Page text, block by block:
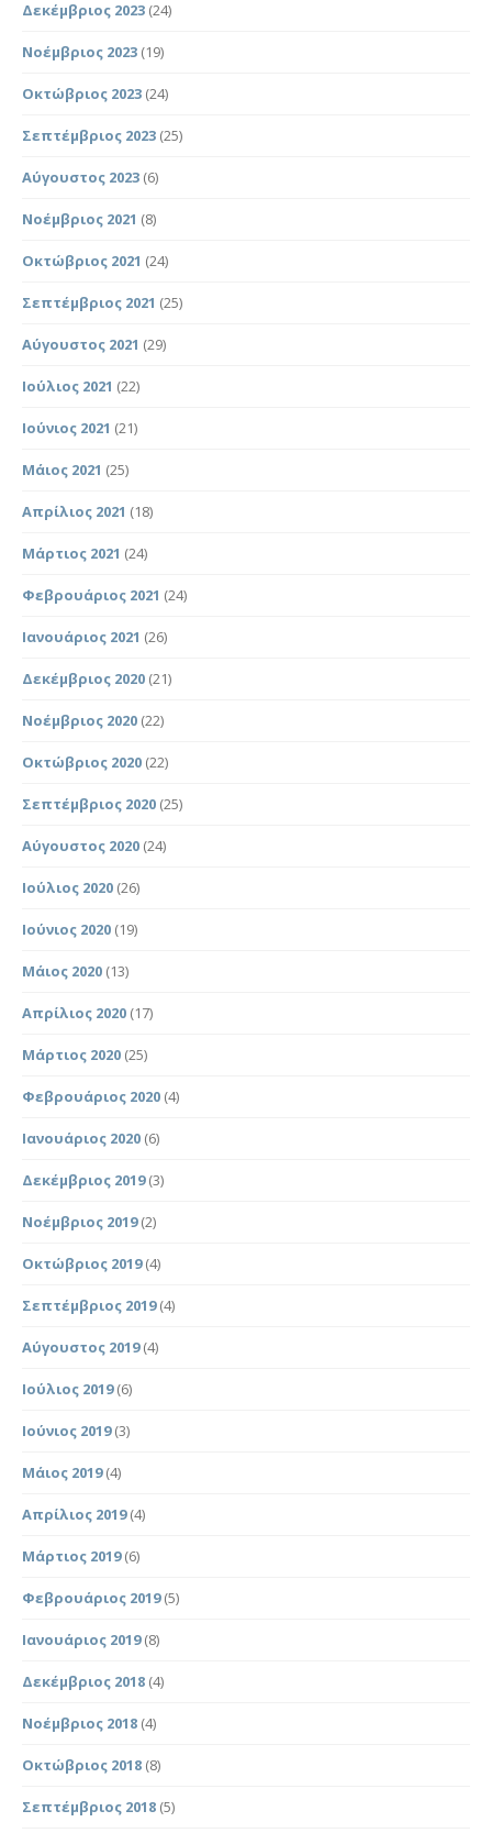
Δεκέμβριος 2023 (24)
Νοέμβριος 2023 (19)
Οκτώβριος 2023 (24)
Σεπτέμβριος 2023 (25)
Αύγουστος 2023 (6)
Νοέμβριος 2021 (8)
Οκτώβριος 2021 (24)
Σεπτέμβριος 2021 (25)
Αύγουστος 2021 (29)
Ιούλιος 2021 (22)
Ιούνιος 2021 (21)
Μάιος 2021 (25)
Απρίλιος 2021 (18)
Μάρτιος 2021 (24)
Φεβρουάριος 2021 (24)
Ιανουάριος 2021 (26)
Δεκέμβριος 2020 (21)
Νοέμβριος 2020 (22)
Οκτώβριος 2020 (22)
Σεπτέμβριος 2020 (25)
Αύγουστος 2020 (24)
Ιούλιος 2020 (26)
Ιούνιος 2020 (19)
Μάιος 2020 (13)
Απρίλιος 2020 (17)
Μάρτιος 2020 (25)
Φεβρουάριος 2020 (4)
Ιανουάριος 2020 (6)
Δεκέμβριος 2019(3)
Νοέμβριος 2019(2)
Οκτώβριος 2019(4)
Σεπτέμβριος 2019(4)
Αύγουστος 2019(4)
Ιούλιος 2019(6)
Ιούνιος 2019(3)
Μάιος 2019(4)
Απρίλιος 2019(4)
Μάρτιος 2019(6)
Φεβρουάριος 2019(5)
Ιανουάριος 2019(8)
Δεκέμβριος 2018 (4)
Νοέμβριος 2018 (4)
Οκτώβριος 2018 (8)
Σεπτέμβριος 2018 (5)